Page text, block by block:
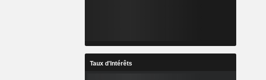
Taux d'Intérêts